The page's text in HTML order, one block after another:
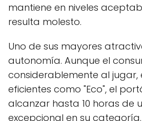
mantiene en niveles
resulta molesto.
Uno de sus mayores
autonomía. Aunque el
considerablemente al jugar,
eficientes como "Eco", el
alcanzar hasta 10 horas de
excepcional en su